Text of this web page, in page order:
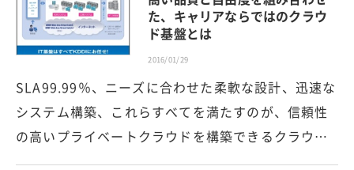
た、キャリアならではのクラウ
ド基盤とは
2016/01/29
SLA99.99％、ニーズに合わせた柔軟な設計、迅速な
システム構築、これらすべてを満たすのが、信頼性
の高いプライベートクラウドを構築できるクラウ…